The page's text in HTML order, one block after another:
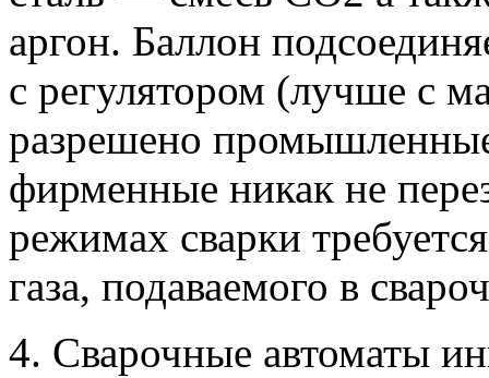
аргон. Баллон
с регулятором (лучше с
разрешено
фирменные никак не
режимах сварки
газа, подаваемого в
4. Сварочные автоматы